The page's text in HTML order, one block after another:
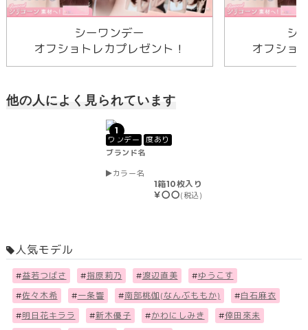
シーワンデー
オフショトレカプレゼント！
シ
オフショ
他の人によく見られています
1
ワンデー
度あり
ブランド名
カラー名
1箱10枚入り
￥〇〇(税込)
人気モデル
#益若つばさ #指原莉乃 #渡辺直美 #ゆうこす
#佐々木希 #一条響 #南部桃伽(なんぶももか) #白石麻衣
#明日花キララ #新木優子 #かわにしみき #倖田來未